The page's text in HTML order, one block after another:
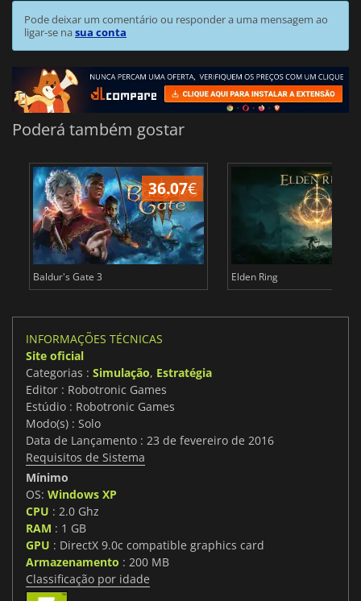
Pode deixar um comentário ou responder a uma mensagem ao
ligar-se nasua conta
Poderá também gostar
36.07€
Baldur's Gate 3 Elden Ring
INFORMAÇÕES TÉCNICAS
Site oficial
Categorias : Simulação, Estratégia
Editor : Robotronic Games
Estúdio : Robotronic Games
Modo(s) : Solo
Data de Lançamento : 23 de fevereiro de 2016
Requisitos de Sistema
Mínimo
OS: Windows XP
CPU : 2.0 Ghz
RAM : 1 GB
GPU : DirectX 9.0c compatible graphics card
Armazenamento : 200 MB
Classificação por idade